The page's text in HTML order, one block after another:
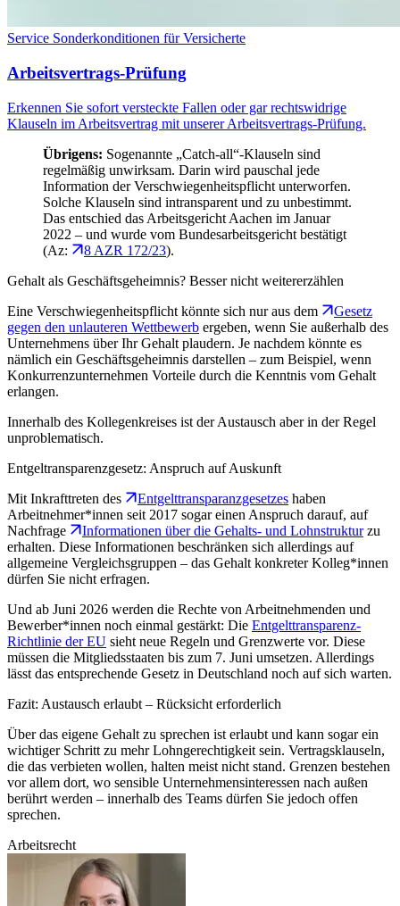
Service Sonderkonditionen für Versicherte
Arbeitsvertrags-Prüfung
Erkennen Sie sofort versteckte Fallen oder gar rechtswidrige
Klauseln im Arbeitsvertrag mit unserer Arbeitsvertrags-Prüfung.
Übrigens: Sogenannte „Catch-all“-Klauseln sind
regelmäßig unwirksam. Darin wird pauschal jede
Information der Verschwiegenheitspflicht unterworfen.
Solche Klauseln sind intransparent und zu unbestimmt.
Das entschied das Arbeitsgericht Aachen im Januar
2022 – und wurde vom Bundesarbeitsgericht bestätigt
(Az:
8 AZR 172/23).
Gehalt als Geschäftsgeheimnis? Besser nicht weitererzählen
Eine Verschwiegenheitspflicht könnte sich nur aus dem
Gesetz
gegen den unlauteren Wettbewerb ergeben, wenn Sie außerhalb des
Unternehmens über Ihr Gehalt plaudern. Je nachdem könnte es
nämlich ein Geschäftsgeheimnis darstellen – zum Beispiel, wenn
Konkurrenzunternehmen Vorteile durch die Kenntnis vom Gehalt
erlangen.
Innerhalb des Kollegenkreises ist der Austausch aber in der Regel
unproblematisch.
Entgeltransparenzgesetz: Anspruch auf Auskunft
Mit Inkrafttreten des
Entgelttransparanzgesetzes haben
Arbeitnehmer*innen seit 2017 sogar einen Anspruch darauf, auf
Nachfrage
Informationen über die Gehalts- und Lohnstrukturzu
erhalten. Diese Informationen beschränken sich allerdings auf
allgemeine Vergleichsgruppen – das Gehalt konkreter Kolleg*innen
dürfen Sie nicht erfragen.
Und ab Juni 2026 werden die Rechte von Arbeitnehmenden und
Bewerber*innen noch einmal gestärkt: Die Entgelttransparenz-
Richtlinie der EU sieht neue Regeln und Grenzwerte vor. Diese
müssen die Mitgliedsstaaten bis zum 7. Juni umsetzen. Allerdings
lässt das entsprechende Gesetz in Deutschland noch auf sich warten.
Fazit: Austausch erlaubt – Rücksicht erforderlich
Über das eigene Gehalt zu sprechen ist erlaubt und kann sogar ein
wichtiger Schritt zu mehr Lohngerechtigkeit sein. Vertragsklauseln,
die das verbieten wollen, halten meist nicht stand. Grenzen bestehen
vor allem dort, wo sensible Unternehmensinteressen nach außen
berührt werden – innerhalb des Teams dürfen Sie jedoch offen
sprechen.
Arbeitsrecht